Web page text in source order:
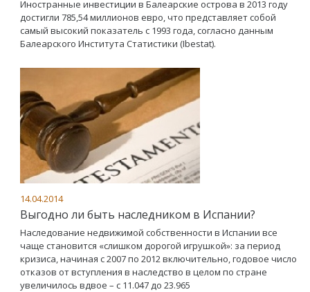
Иностранные инвестиции в Балеарские острова в 2013 году
достигли 785,54 миллионов евро, что представляет собой
самый высокий показатель с 1993 года, согласно данным
Балеарского Института Статистики (Ibestat).
14.04.2014
Выгодно ли быть наследником в Испании?
Наследование недвижимой собственности в Испании все
чаще становится «слишком дорогой игрушкой»: за период
кризиса, начиная с 2007 по 2012 включительно, годовое число
отказов от вступления в наследство в целом по стране
увеличилось вдвое – с 11.047 до 23.965